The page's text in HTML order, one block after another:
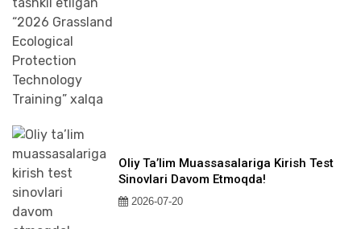
Oliy Ta’lim Muassasalariga Kirish Test
Sinovlari Davom Etmoqda!
2026-07-20